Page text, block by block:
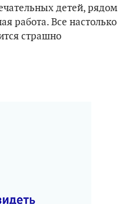
детей, рядом
работа. Все настолько
страшно